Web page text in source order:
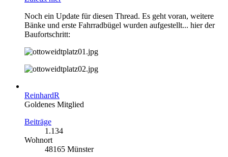
Noch ein Update für diesen Thread. Es geht voran, weitere
Bänke und erste Fahrradbügel wurden aufgestellt... hier der
Baufortschritt:
ReinhardR
Goldenes Mitglied
Beiträge
1.134
Wohnort
48165 Münster